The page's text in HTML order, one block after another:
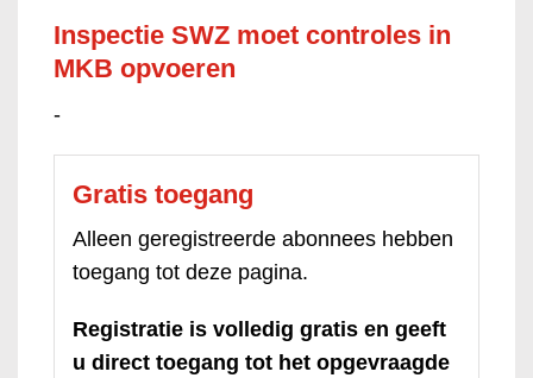
Inspectie SWZ moet controles in
MKB opvoeren
-
Gratis toegang
Alleen geregistreerde abonnees hebben
toegang tot deze pagina.
Registratie is volledig gratis en geeft
u direct toegang tot het opgevraagde